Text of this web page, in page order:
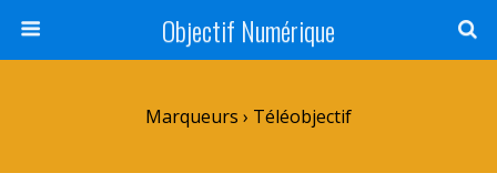
Objectif Numérique
Marqueurs › Téléobjectif